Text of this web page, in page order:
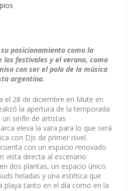
posicionamiento como la
los festivales y el verano, como
con ser el polo de la música
argentina.
el 28 de diciembre en Mute en
la apertura de la temporada
un sinfín de artistas
eleva la vara para lo que será
con DJs de primer nivel.
con un espacio renovado
vista directa al escenario
dos plantas, un espacio único
heladas y una estética que
playa tanto en el día como en la